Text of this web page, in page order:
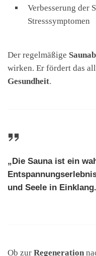
Verbesserung der
Stresssymptomen
Der regelmäßige
wirken. Er fördert das
Gesundheit.
„Die Sauna ist ein
und Seele in
Ob zur Regeneration